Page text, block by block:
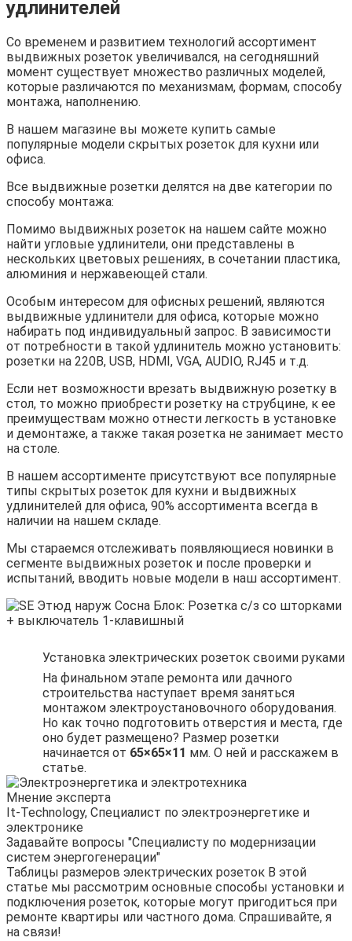
удлинителей
Со временем и развитием технологий ассортимент
выдвижных розеток увеличивался, на сегодняшний
момент существует множество различных моделей,
которые различаются по механизмам, формам, способу
монтажа, наполнению.
В нашем магазине вы можете купить самые
популярные модели скрытых розеток для кухни или
офиса.
Все выдвижные розетки делятся на две категории по
способу монтажа:
Помимо выдвижных розеток на нашем сайте можно
найти угловые удлинители, они представлены в
нескольких цветовых решениях, в сочетании пластика,
алюминия и нержавеющей стали.
Особым интересом для офисных решений, являются
выдвижные удлинители для офиса, которые можно
набирать под индивидуальный запрос. В зависимости
от потребности в такой удлинитель можно установить:
розетки на 220В, USB, HDMI, VGA, AUDIO, RJ45 и т.д.
Если нет возможности врезать выдвижную розетку в
стол, то можно приобрести розетку на струбцине, к ее
преимуществам можно отнести легкость в установке
и демонтаже, а также такая розетка не занимает место
на столе.
В нашем ассортименте присутствуют все популярные
типы скрытых розеток для кухни и выдвижных
удлинителей для офиса, 90% ассортимента всегда в
наличии на нашем складе.
Мы стараемся отслеживать появляющиеся новинки в
сегменте выдвижных розеток и после проверки и
испытаний, вводить новые модели в наш ассортимент.
Установка электрических розеток своими руками
На финальном этапе ремонта или дачного
строительства наступает время заняться
монтажом электроустановочного оборудования.
Но как точно подготовить отверстия и места, где
оно будет размещено? Размер розетки
начинается от 65×65×11 мм. О ней и расскажем в
статье.
Мнение эксперта
It-Technology, Cпециалист по электроэнергетике и
электронике
Задавайте вопросы "Специалисту по модернизации
систем энергогенерации"
Таблицы размеров электрических розеток В этой
статье мы рассмотрим основные способы установки и
подключения розеток, которые могут пригодиться при
ремонте квартиры или частного дома. Спрашивайте, я
на связи!